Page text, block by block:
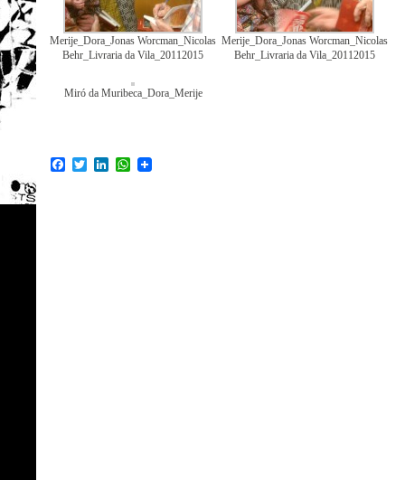
Merije_Dora_Jonas Worcman_Nicolas
Behr_Livraria da Vila_20112015
Merije_Dora_Jonas Worcman_Nicolas
Behr_Livraria da Vila_20112015
Miró da Muribeca_Dora_Merije
Facebook
TwitterLinkedInWhatsApp